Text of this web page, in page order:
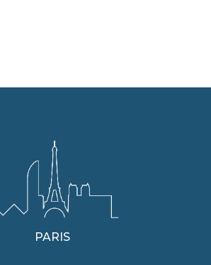
PARIS